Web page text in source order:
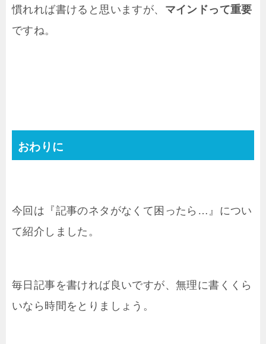
慣れれば書けると思いますが、 マインドって重要
ですね。
おわりに
今回は『記事のネタがなくて困ったら…』につい
て紹介しました。
毎日記事を書ければ良いですが、無理に書くくら
いなら時間をとりましょう。